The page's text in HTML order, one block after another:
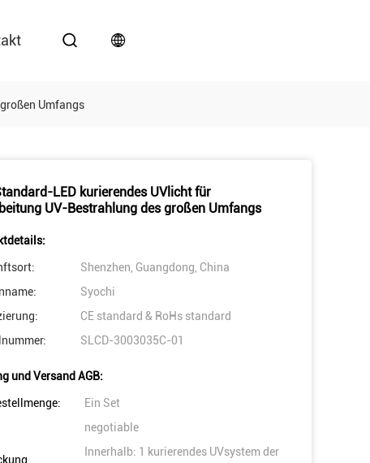
Umfangs
LED kurierendes UVlicht für
UV-Bestrahlung des großen Umfangs
Shenzhen, Guangdong, China
Syochi
CE standard & RoHs standard
SLCD-3003035C-01
und Versand AGB:
Ein Set
negotiable
Innerhalb: 1 kurierendes UVsystem der